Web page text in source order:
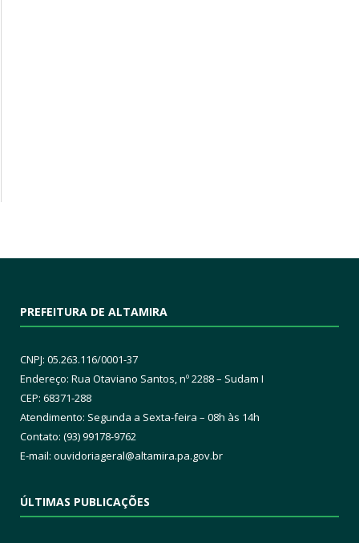
PREFEITURA DE ALTAMIRA
CNPJ: 05.263.116/0001-37
Endereço: Rua Otaviano Santos, nº 2288 – Sudam I
CEP: 68371-288
Atendimento: Segunda a Sexta-feira – 08h às 14h
Contato: (93) 99178-9762
E-mail: ouvidoriageral@altamira.pa.gov.br
ÚLTIMAS PUBLICAÇÕES